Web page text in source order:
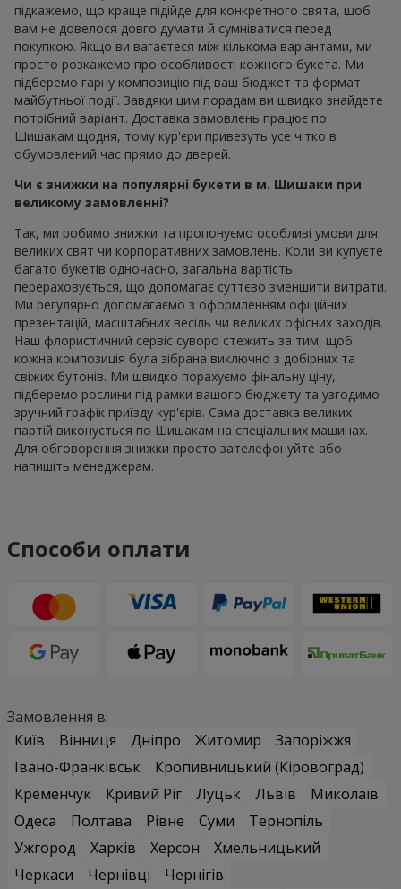
підкажемо, що краще підійде для конкретного свята, щоб
вам не довелося довго думати й сумніватися перед
покупкою. Якщо ви вагаєтеся між кількома варіантами, ми
просто розкажемо про особливості кожного букета. Ми
підберемо гарну композицію під ваш бюджет та формат
майбутньої події. Завдяки цим порадам ви швидко знайдете
потрібний варіант. Доставка замовлень працює по
Шишакам щодня, тому кур'єри привезуть усе чітко в
обумовлений час прямо до дверей.
Чи є знижки на популярні букети в м. Шишаки при
великому замовленні?
Так, ми робимо знижки та пропонуємо особливі умови для
великих свят чи корпоративних замовлень. Коли ви купуєте
багато букетів одночасно, загальна вартість
перераховується, що допомагає суттєво зменшити витрати.
Ми регулярно допомагаємо з оформленням офіційних
презентацій, масштабних весіль чи великих офісних заходів.
Наш флористичний сервіс суворо стежить за тим, щоб
кожна композиція була зібрана виключно з добірних та
свіжих бутонів. Ми швидко порахуємо фінальну ціну,
підберемо рослини під рамки вашого бюджету та узгодимо
зручний графік приїзду кур'єрів. Сама доставка великих
партій виконується по Шишакам на спеціальних машинах.
Для обговорення знижки просто зателефонуйте або
напишіть менеджерам.
Способи оплати
Замовлення в:
Київ
Вінниця Дніпро Житомир
Запоріжжя
Івано-Франківськ
Кропивницький (Кіровоград)
Кременчук
Кривий Ріг Луцьк Львів
Миколаїв
Одеса
Полтава Рівне Суми
Тернопіль
Ужгород
Харків Херсон
Хмельницький
Черкаси
Чернівці
Чернігів